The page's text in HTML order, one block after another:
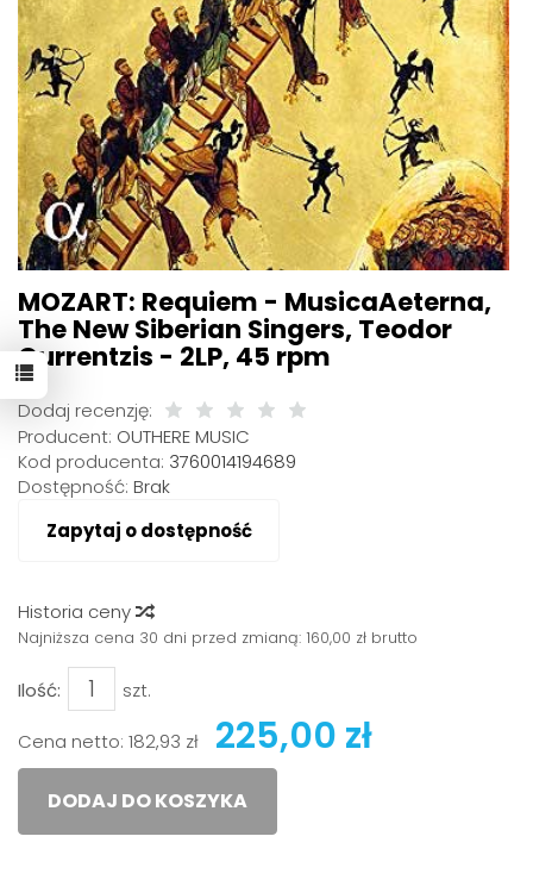
MOZART: Requiem - MusicaAeterna,
The New Siberian Singers, Teodor
Currentzis - 2LP, 45 rpm
Dodaj recenzję:
Producent: OUTHERE MUSIC
Kod producenta: 3760014194689
Dostępność: Brak
Zapytaj o dostępność
Historia ceny
Najniższa cena 30 dni przed zmianą: 160,00 zł brutto
Ilość: szt.
Cena netto: 182,93 zł 225,00 zł
DODAJ DO KOSZYKA